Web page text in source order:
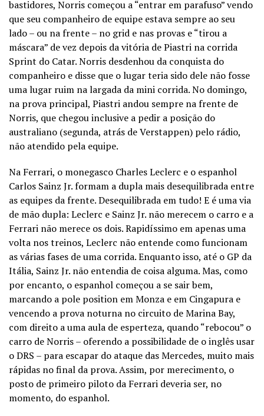
bastidores, Norris começou a “entrar em parafuso” vendo
que seu companheiro de equipe estava sempre ao seu
lado – ou na frente – no grid e nas provas e “tirou a
máscara” de vez depois da vitória de Piastri na corrida
Sprint do Catar. Norris desdenhou da conquista do
companheiro e disse que o lugar teria sido dele não fosse
uma lugar ruim na largada da mini corrida. No domingo,
na prova principal, Piastri andou sempre na frente de
Norris, que chegou inclusive a pedir a posição do
australiano (segunda, atrás de Verstappen) pelo rádio,
não atendido pela equipe.
Na Ferrari, o monegasco Charles Leclerc e o espanhol
Carlos Sainz Jr. formam a dupla mais desequilibrada entre
as equipes da frente. Desequilibrada em tudo! E é uma via
de mão dupla: Leclerc e Sainz Jr. não merecem o carro e a
Ferrari não merece os dois. Rapidíssimo em apenas uma
volta nos treinos, Leclerc não entende como funcionam
as várias fases de uma corrida. Enquanto isso, até o GP da
Itália, Sainz Jr. não entendia de coisa alguma. Mas, como
por encanto, o espanhol começou a se sair bem,
marcando a pole position em Monza e em Cingapura e
vencendo a prova noturna no circuito de Marina Bay,
com direito a uma aula de esperteza, quando “rebocou” o
carro de Norris – oferendo a possibilidade de o inglês usar
o DRS – para escapar do ataque das Mercedes, muito mais
rápidas no final da prova. Assim, por merecimento, o
posto de primeiro piloto da Ferrari deveria ser, no
momento, do espanhol.